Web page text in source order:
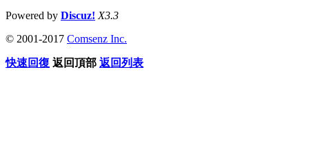
Powered by Discuz! X3.3
© 2001-2017 Comsenz Inc.
快速回復 返回頂部 返回列表